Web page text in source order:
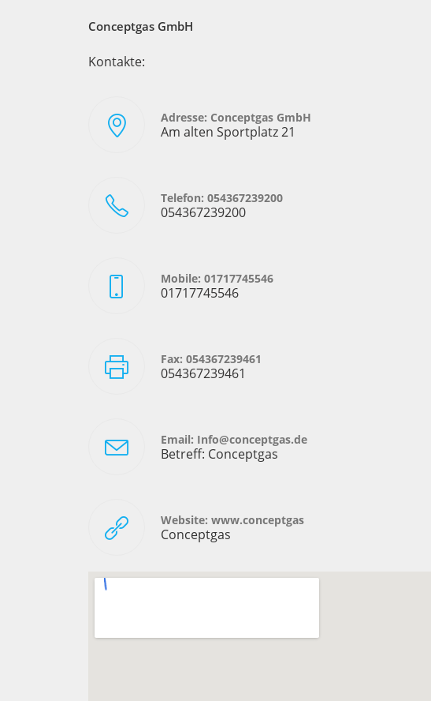
Conceptgas GmbH
Kontakte:
Adresse: Conceptgas GmbH
Am alten Sportplatz 21
Telefon: 054367239200
054367239200
Mobile: 01717745546
01717745546
Fax: 054367239461
054367239461
Email: Info@conceptgas.de
Betreff: Conceptgas
Website: www.conceptgas
Conceptgas